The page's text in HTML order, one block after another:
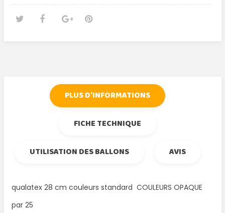
PLUS D'INFORMATIONS
FICHE TECHNIQUE
UTILISATION DES BALLONS
AVIS
qualatex 28 cm couleurs standard COULEURS OPAQUE
par 25